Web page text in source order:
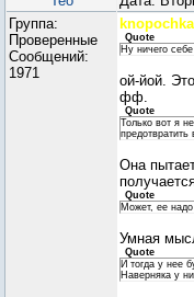
Группа:
Проверенные
Сообщений:
1971
knopochka
Quote
Ну ничего
ой-йой.
фф.
Quote
Только вот я
предотвратить
Она
Quote
Может, ее надо
Умная
Quote
И тогда у нее
Наверняка у